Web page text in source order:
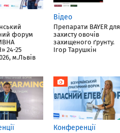
форум
24-25
м.Львів
Відео
Препарати BAYER для
захисту овочів
захищеного ґрунту.
Ігор Тарушкін
Конференції